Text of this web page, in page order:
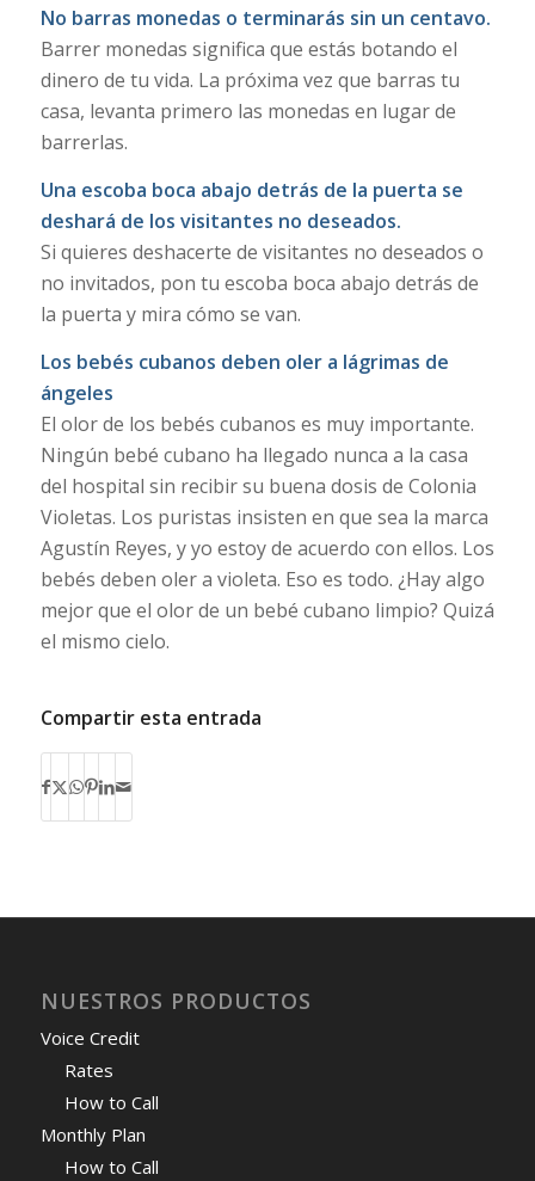
No barras monedas o terminarás sin un centavo.
Barrer monedas significa que estás botando el
dinero de tu vida. La próxima vez que barras tu
casa, levanta primero las monedas en lugar de
barrerlas.
Una escoba boca abajo detrás de la puerta se
deshará de los visitantes no deseados.
Si quieres deshacerte de visitantes no deseados o
no invitados, pon tu escoba boca abajo detrás de
la puerta y mira cómo se van.
Los bebés cubanos deben oler a lágrimas de
ángeles
El olor de los bebés cubanos es muy importante.
Ningún bebé cubano ha llegado nunca a la casa
del hospital sin recibir su buena dosis de Colonia
Violetas. Los puristas insisten en que sea la marca
Agustín Reyes, y yo estoy de acuerdo con ellos. Los
bebés deben oler a violeta. Eso es todo. ¿Hay algo
mejor que el olor de un bebé cubano limpio? Quizá
el mismo cielo.
Compartir esta entrada
NUESTROS PRODUCTOS
Voice Credit
Rates
How to Call
Monthly Plan
How to Call